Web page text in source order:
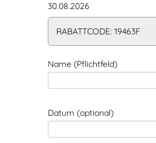
30.08.2026
RABATTCODE: 19463F
Name (Pflichtfeld)
Datum (optional)